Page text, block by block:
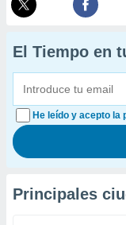
El Tiempo en
He leído y acepto la
Principales